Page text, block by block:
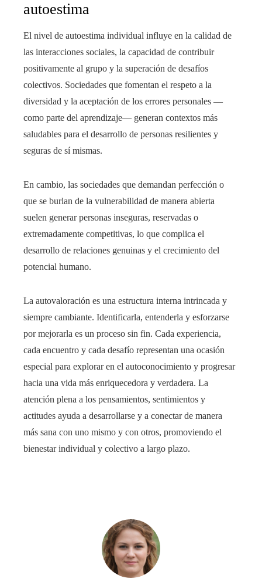
autoestima
El nivel de autoestima individual influye en la calidad de
las interacciones sociales, la capacidad de contribuir
positivamente al grupo y la superación de desafíos
colectivos. Sociedades que fomentan el respeto a la
diversidad y la aceptación de los errores personales —
como parte del aprendizaje— generan contextos más
saludables para el desarrollo de personas resilientes y
seguras de sí mismas.
En cambio, las sociedades que demandan perfección o
que se burlan de la vulnerabilidad de manera abierta
suelen generar personas inseguras, reservadas o
extremadamente competitivas, lo que complica el
desarrollo de relaciones genuinas y el crecimiento del
potencial humano.
La autovaloración es una estructura interna intrincada y
siempre cambiante. Identificarla, entenderla y esforzarse
por mejorarla es un proceso sin fin. Cada experiencia,
cada encuentro y cada desafío representan una ocasión
especial para explorar en el autoconocimiento y progresar
hacia una vida más enriquecedora y verdadera. La
atención plena a los pensamientos, sentimientos y
actitudes ayuda a desarrollarse y a conectar de manera
más sana con uno mismo y con otros, promoviendo el
bienestar individual y colectivo a largo plazo.